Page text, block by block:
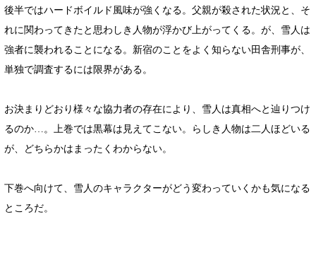
後半ではハードボイルド風味が強くなる。父親が殺された状況と、そ
れに関わってきたと思わしき人物が浮かび上がってくる。が、雪人は
強者に襲われることになる。新宿のことをよく知らない田舎刑事が、
単独で調査するには限界がある。
お決まりどおり様々な協力者の存在により、雪人は真相へと辿りつけ
るのか…。上巻では黒幕は見えてこない。らしき人物は二人ほどいる
が、どちらかはまったくわからない。
下巻へ向けて、雪人のキャラクターがどう変わっていくかも気になる
ところだ。